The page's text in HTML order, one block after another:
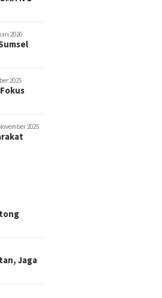
2026
2025
2025
Jaga